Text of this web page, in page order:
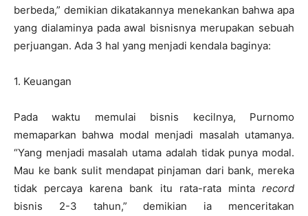
berbeda,” demikian dikatakannya menekankan bahwa apa
yang dialaminya pada awal bisnisnya merupakan sebuah
perjuangan. Ada 3 hal yang menjadi kendala baginya:
1. Keuangan
Pada waktu memulai bisnis kecilnya, Purnomo
memaparkan bahwa modal menjadi masalah utamanya.
“Yang menjadi masalah utama adalah tidak punya modal.
Mau ke bank sulit mendapat pinjaman dari bank, mereka
tidak percaya karena bank itu rata-rata minta record
bisnis 2-3 tahun,” demikian ia menceritakan